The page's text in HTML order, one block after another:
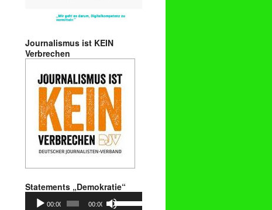
Journalismus ist KEIN
Verbrechen
Statements „Demokratie“
Audio-
Player
00:00 00:00
Hoch/Runter